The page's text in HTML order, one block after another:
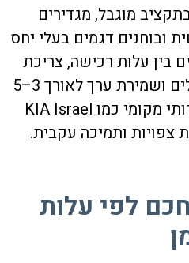
מוגבל, מגדירים
ובוחנים דגמים בעלי יחס
בין עלות רכישה, צריכת
דלק/חשמל, ביטוח, טיפולים ושמירת ערך לאורך 3–5
שנים. מותגים עם גב שירותי מקומי כמו KIA Israel
צפויות ותמיכה עקבית.
לפי עלות